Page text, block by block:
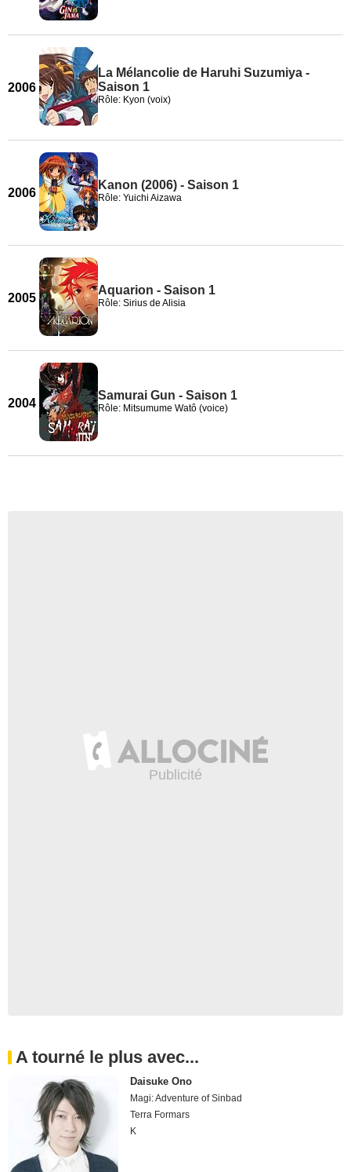
2006
La Mélancolie de Haruhi Suzumiya -
Saison 1
Rôle: Kyon (voix)
2006
Kanon (2006) - Saison 1
Rôle: Yuichi Aizawa
2005
Aquarion - Saison 1
Rôle: Sirius de Alisia
2004
Samurai Gun - Saison 1
Rôle: Mitsumume Watô (voice)
A tourné le plus avec...
Daisuke Ono
Magi: Adventure of Sinbad
Terra Formars
K